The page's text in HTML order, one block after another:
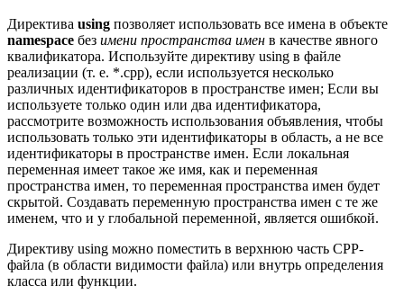
Директива using позволяет использовать все имена в объекте
namespace без имени пространства имен в качестве явного
квалификатора. Используйте директиву using в файле
реализации (т. е. *.cpp), если используется несколько
различных идентификаторов в пространстве имен; Если вы
используете только один или два идентификатора,
рассмотрите возможность использования объявления, чтобы
использовать только эти идентификаторы в область, а не все
идентификаторы в пространстве имен. Если локальная
переменная имеет такое же имя, как и переменная
пространства имен, то переменная пространства имен будет
скрытой. Создавать переменную пространства имен с те же
именем, что и у глобальной переменной, является ошибкой.
Директиву using можно поместить в верхнюю часть CPP-
файла (в области видимости файла) или внутрь определения
класса или функции.